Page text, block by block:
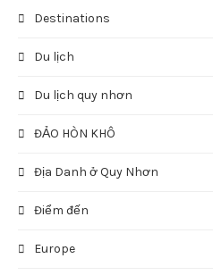
Destinations
Du lịch
Du lịch quy nhơn
ĐẢO HÒN KHÔ
Địa Danh ở Quy Nhơn
Điểm đến
Europe